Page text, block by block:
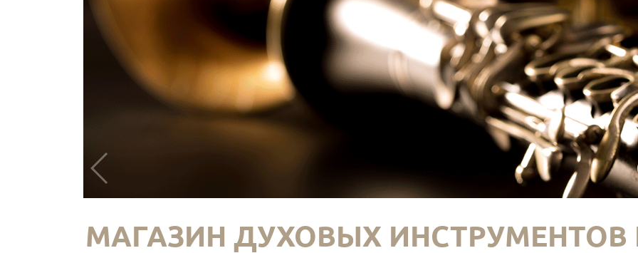
МАГАЗИН ДУХОВЫХ ИНСТРУМЕНТОВ